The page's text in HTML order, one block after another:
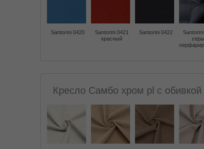
Santorini 0420
Santorini 0421
красный
Santorini 0422
Кресло Самбо хром pl с обивкой